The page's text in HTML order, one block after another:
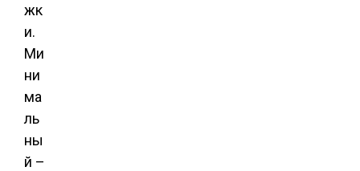
жк
и.
Ми
ни
ма
ль
ны
й –